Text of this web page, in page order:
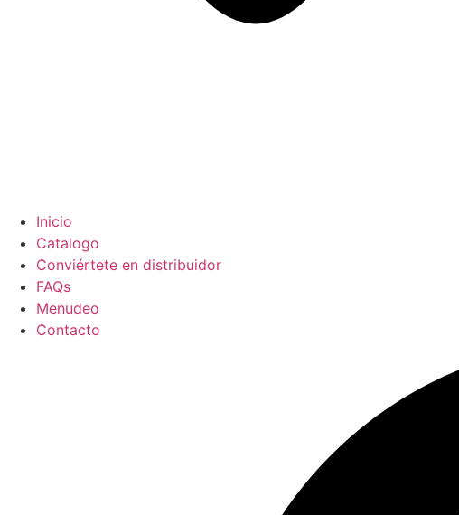
Inicio
Catalogo
Conviértete en distribuidor
FAQs
Menudeo
Contacto